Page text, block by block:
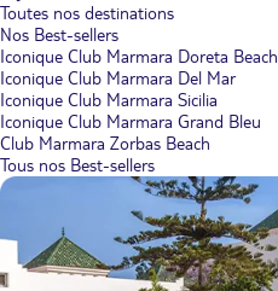
Toutes nos destinations
Nos Best-sellers
Iconique Club Marmara Doreta Beach
Iconique Club Marmara Del Mar
Iconique Club Marmara Sicilia
Iconique Club Marmara Grand Bleu
Club Marmara Zorbas Beach
Tous nos Best-sellers